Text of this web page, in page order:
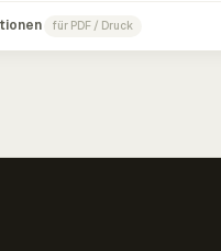
für PDF / Druck